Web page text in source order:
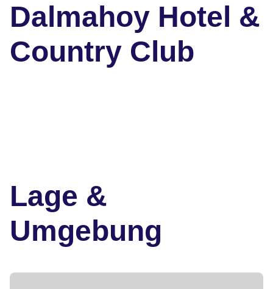
Dalmahoy Hotel &
Country Club
Lage &
Umgebung